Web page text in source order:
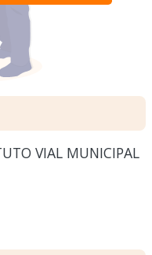
VIAL MUNICIPAL